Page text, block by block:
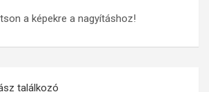
a képekre a nagyításhoz!
találkozó